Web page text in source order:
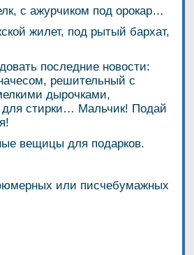
с ажурчиком под орокар…
жилет, под рытый бархат,
последние новости:
решительный с
дырочками,
стирки… Мальчик! Подай
вещицы для подарков.
или писчебумажных